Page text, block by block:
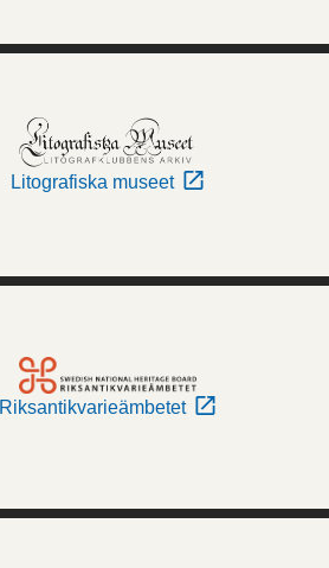
Litografiska museet
Riksantikvarieämbetet